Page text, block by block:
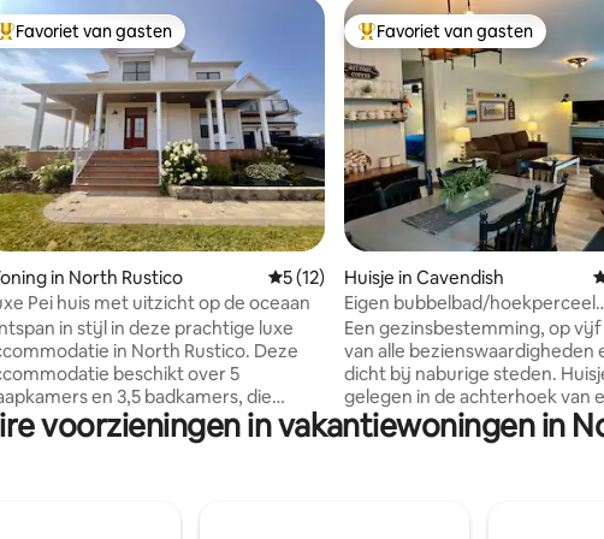
van 4,95 uit 5, 40 recensies
Topfavoriet van gasten
Favoriet van gasten
in North Rustico Gemiddelde beoordeling van 5 uit 5, 12
5 (12)
Pei huis met uitzicht op de oceaan
in stijl in deze prachtige luxe
in North Rustico. Deze
beschikt over 5
en 3,5 badkamers, die
plaats bieden aan maximaal
gasten - ideaal voor het ontvangen
Topfavoriet van gasten
Favoriet van gasten
Huisje in Cavendish
Eigen bubbelbad/hoekperceel
Cavendish condo resort
Een gezinsbestemming, op
van alle bezienswaardigheden
dicht bij naburige steden. Huisje is
gelegen in de achterhoek van
van 5 hectare gedeeltelijk
door bomen, maar dichtbij
het gevoel dat je kilometers
voorzieningen in vakantiewoningen in